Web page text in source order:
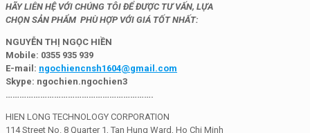
HÃY LIÊN HỆ VỚI CHÚNG TÔI ĐỂ ĐƯỢC TƯ VẤN, LỰA
CHỌN SẢN PHẨM PHÙ HỢP VỚI GIÁ TỐT NHẤT:
NGUYỄN THỊ NGỌC HIỀN
Mobile: 0355 935 939
E-mail: ngochiencnsh1604@gmail.com
Skype: ngochien.ngochien3
……………………………………………………….
HIEN LONG TECHNOLOGY CORPORATION
114 Street No. 8 Quarter 1, Tan Hung Ward, Ho Chi Minh